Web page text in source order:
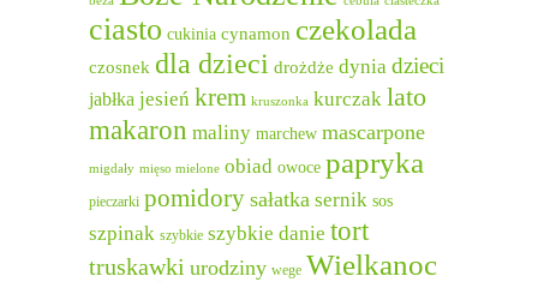
ciasto cukinia cynamon czekolada
czosnek dla dzieci drożdże dynia dzieci
jabłka jesień krem kruszonka kurczak lato
makaron maliny marchew mascarpone
migdały mięso mielone obiad owoce papryka
pieczarki pomidory sałatka sernik sos
szpinak szybkie szybkie danie tort
truskawki urodziny wege Wielkanoc